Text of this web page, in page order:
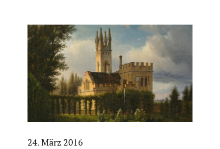
24. März 2016